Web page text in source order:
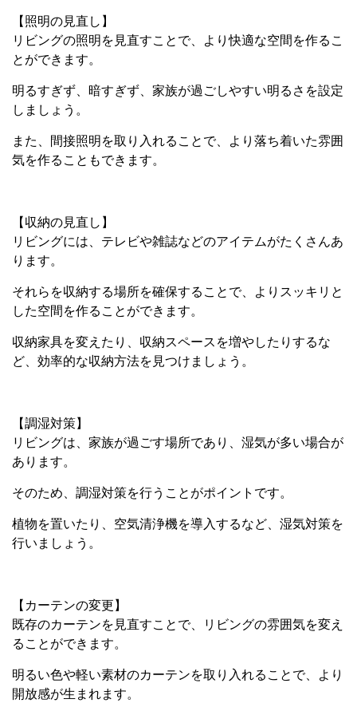
【照明の見直し】
リビングの照明を見直すことで、より快適な空間を作るこ
とができます。
明るすぎず、暗すぎず、家族が過ごしやすい明るさを設定
しましょう。
また、間接照明を取り入れることで、より落ち着いた雰囲
気を作ることもできます。
【収納の見直し】
リビングには、テレビや雑誌などのアイテムがたくさんあ
ります。
それらを収納する場所を確保することで、よりスッキリと
した空間を作ることができます。
収納家具を変えたり、収納スペースを増やしたりするな
ど、効率的な収納方法を見つけましょう。
【調湿対策】
リビングは、家族が過ごす場所であり、湿気が多い場合が
あります。
そのため、調湿対策を行うことがポイントです。
植物を置いたり、空気清浄機を導入するなど、湿気対策を
行いましょう。
【カーテンの変更】
既存のカーテンを見直すことで、リビングの雰囲気を変え
ることができます。
明るい色や軽い素材のカーテンを取り入れることで、より
開放感が生まれます。